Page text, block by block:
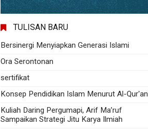
TULISAN BARU
Bersinergi Menyiapkan Generasi Islami
Ora Serontonan
sertifikat
Konsep Pendidikan Islam Menurut Al-Qur'an
Kuliah Daring Pergumapi, Arif Ma’ruf
Sampaikan Strategi Jitu Karya Ilmiah